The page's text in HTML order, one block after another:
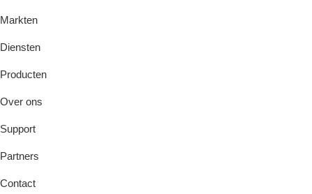
Markten
Diensten
Producten
Over ons
Support
Partners
Contact